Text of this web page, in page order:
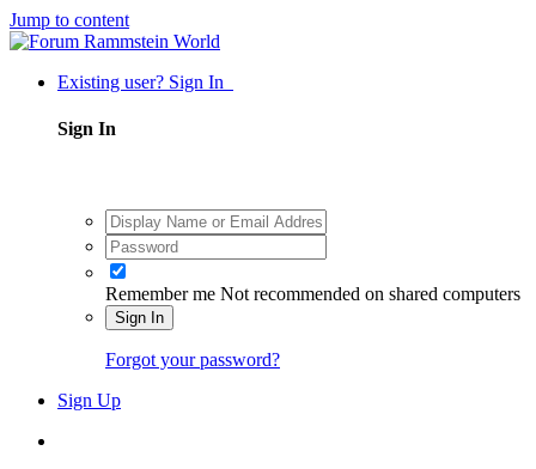
Jump to content
Existing user? Sign In
Sign In
Remember me Not recommended on shared computers
Sign In
Forgot your password?
Sign Up